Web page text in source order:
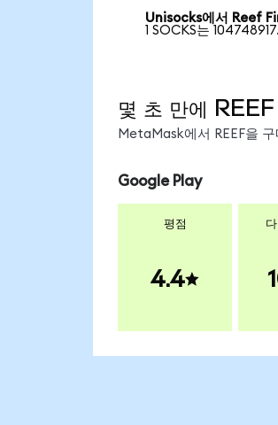
Unisocks에서 Reef
1 SOCKS는
몇 초 만에 REEF
MetaMask에서 REEF을
Google Play
평점
4.4